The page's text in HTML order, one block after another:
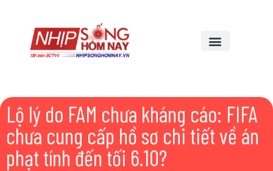
Lộ lý do FAM chưa kháng cáo: FIFA
chưa cung cấp hồ sơ chi tiết về án
phạt tính đến tối 6.10?